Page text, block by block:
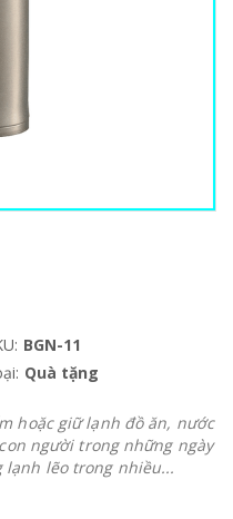
BGN-11
Quà tặng
hoặc giữ lạnh đồ ăn, nước
người trong những ngày
lạnh lẽo trong nhiều...